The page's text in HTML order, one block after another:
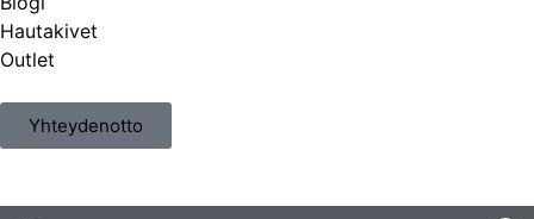
Hautakivet
Outlet
Yhteydenotto